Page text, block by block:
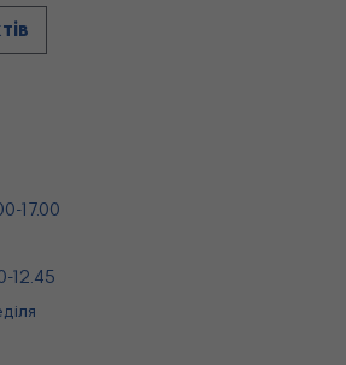
17.00
12.45